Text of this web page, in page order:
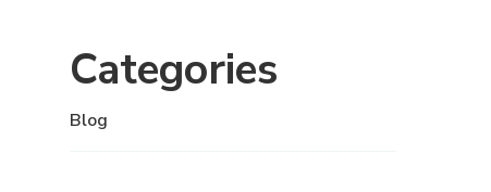
Categories
Blog